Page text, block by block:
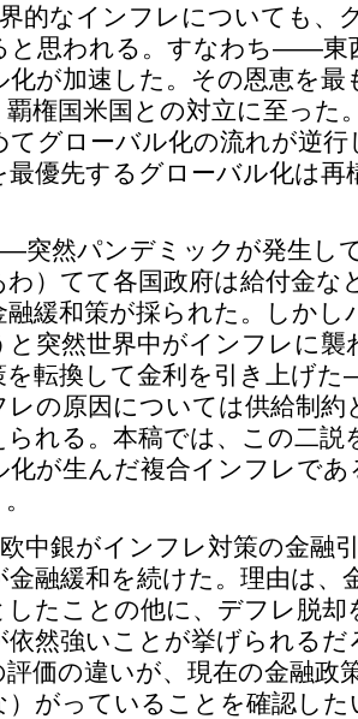
的なインフレについても、
と思われる。すなわち――東
化が加速した。その恩恵を最
覇権国米国との対立に至った
てグローバル化の流れが逆
最優先するグローバル化は再
突然パンデミックが発生し
わ）てて各国政府は給付金な
融緩和策が採られた。しかし
と突然世界中がインフレに襲
を転換して金利を引き上げ
レの原因については供給制約
られる。本稿では、この二説
化が生んだ複合インフレで
中銀がインフレ対策の金融
金融緩和を続けた。理由は、
したことの他に、デフレ脱
依然強いことが挙げられるだ
評価の違いが、現在の金融政
）がっていることを確認した